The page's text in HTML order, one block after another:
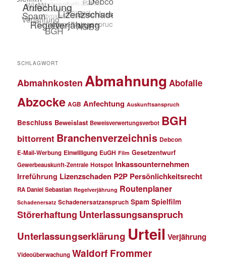
SCHLAGWORT
Abmahnkosten Abmahnung Abofalle
Abzocke AGB Anfechtung Auskunftsanspruch
Beschluss Beweislast Beweisverwertungsverbot BGH
bittorrent Branchenverzeichnis Debcon
E-Mail-Werbung Einwilligung EuGH Film Gesetzentwurf
Gewerbeauskunft-Zentrale Hotspot Inkassounternehmen
Irreführung Lizenzschaden P2P Persönlichkeitsrecht
RA Daniel Sebastian Regelverjährung Routenplaner
Schadenersatz Schadenersatzanspruch Spam Spielfilm
Störerhaftung Unterlassungsanspruch
Unterlassungserklärung Urteil Verjährung
Videoüberwachung Waldorf Frommer